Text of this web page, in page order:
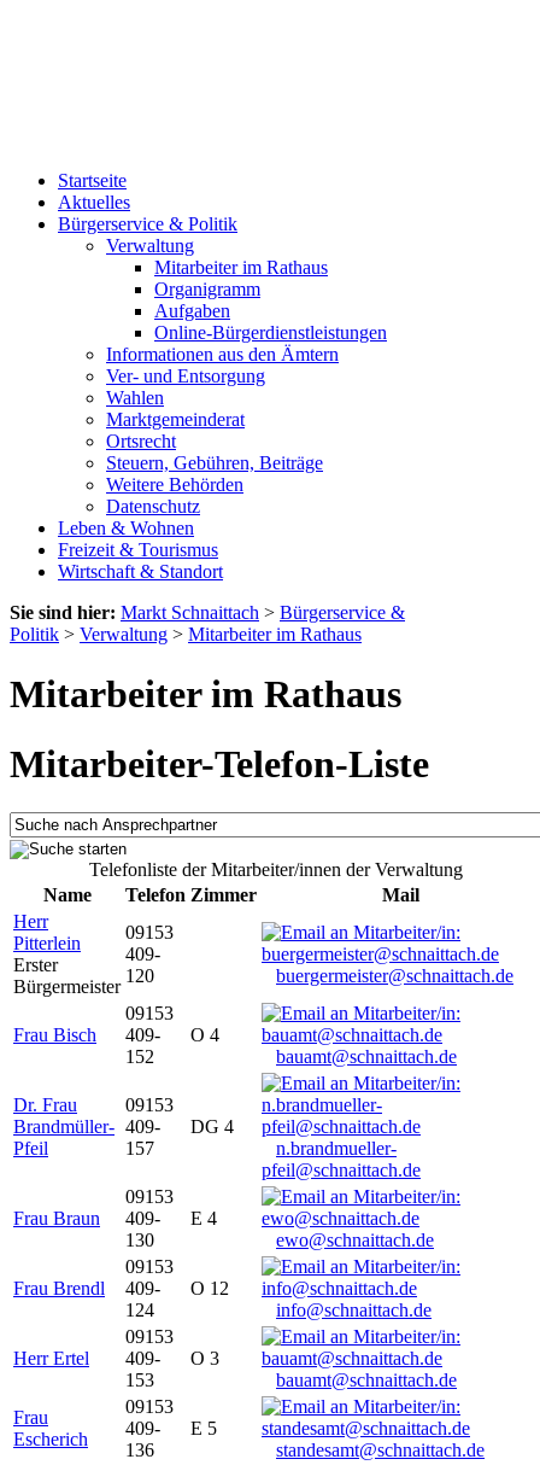
Startseite
Aktuelles
Bürgerservice & Politik
Verwaltung
Mitarbeiter im Rathaus
Organigramm
Aufgaben
Online-Bürgerdienstleistungen
Informationen aus den Ämtern
Ver- und Entsorgung
Wahlen
Marktgemeinderat
Ortsrecht
Steuern, Gebühren, Beiträge
Weitere Behörden
Datenschutz
Leben & Wohnen
Freizeit & Tourismus
Wirtschaft & Standort
Sie sind hier: Markt Schnaittach > Bürgerservice &
Politik > Verwaltung > Mitarbeiter im Rathaus
Mitarbeiter im Rathaus
Mitarbeiter-Telefon-Liste
Telefonliste der Mitarbeiter/innen der Verwaltung
Name
Telefon Zimmer
Mail
Herr
Pitterlein
Erster
Bürgermeister
09153
409-
120
buergermeister@schnaittach.de
Frau Bisch
09153
409-
152
O 4
bauamt@schnaittach.de
Dr. Frau
Brandmüller-
Pfeil
09153
409-
157
DG 4
n.brandmueller-
pfeil@schnaittach.de
Frau Braun
09153
409-
130
E 4
ewo@schnaittach.de
Frau Brendl
09153
409-
124
O 12
info@schnaittach.de
Herr Ertel
09153
409-
153
O 3
bauamt@schnaittach.de
Frau
Escherich
09153
409-
136
E 5
standesamt@schnaittach.de